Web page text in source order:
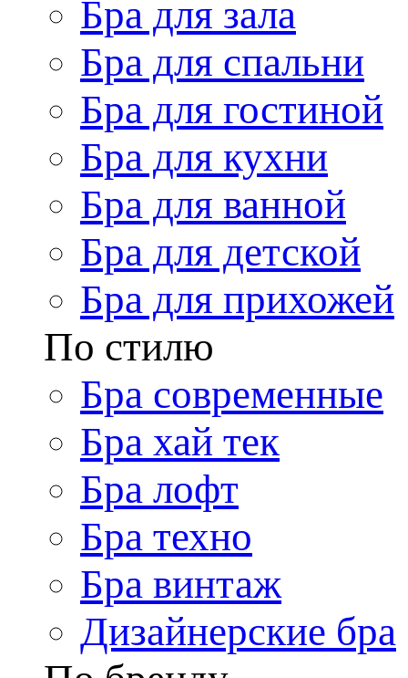
Бра для зала
Бра для спальни
Бра для гостиной
Бра для кухни
Бра для ванной
Бра для детской
Бра для прихожей
По стилю
Бра современные
Бра хай тек
Бра лофт
Бра техно
Бра винтаж
Дизайнерские бра